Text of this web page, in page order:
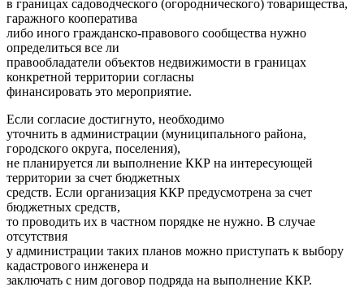
в границах садоводческого (огороднического) товарищества,
гаражного кооператива
либо иного гражданско-правового сообщества нужно
определиться все ли
правообладатели объектов недвижимости в границах
конкретной территории согласны
финансировать это мероприятие.
Если согласие достигнуто, необходимо
уточнить в администрации (муниципального района,
городского округа, поселения),
не планируется ли выполнение ККР на интересующей
территории за счет бюджетных
средств. Если организация ККР предусмотрена за счет
бюджетных средств,
то проводить их в частном порядке не нужно. В случае
отсутствия
у администрации таких планов можно приступать к выбору
кадастрового инженера и
заключать с ним договор подряда на выполнение ККР.